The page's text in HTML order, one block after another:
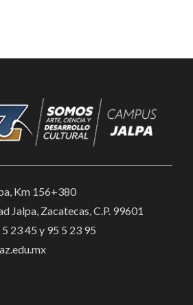
Km 156+380
Jalpa, Zacatecas, C.P. 99601
23 45 y 95 5 23 95